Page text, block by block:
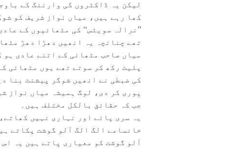
لیکن یہ ڈاکٹروں کی وارننگ کے
کھا رہے ہیں، میاں نواز شریف کو
’’نرالہ سویٹس‘‘ کی مٹھائیوں کے
تھے چنانچہ یہ انھیں دھڑا دھڑ
میاں صاحب مٹھائی کے اتنے عادی
پلیٹ رکھ کر سوتے تھے یوں مٹھائی
کی ضبطی نے انھیں شوگر پیشنٹ بنا
پوری کر دی، لوگ ہمیشہ میاں نواز
جب کہ حقائق بالکل مختلف ہیں۔
یہ سری پائے اور نہاری نہیں
خانسامے الگ الگ آلو گوشت پکاتے
آلو گوشت کو معیاری پاتے ہیں یہ